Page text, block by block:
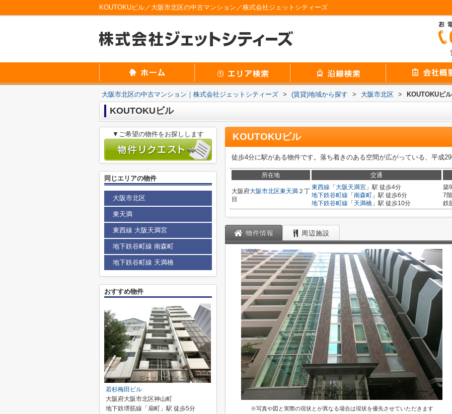
KOUTOKUビル／大阪市北区の中古マンション／株式会社ジェットシティーズ
大阪市北区の中古マンション｜株式会社ジェットシティーズ > (賃貸)地域から探す > 大阪市北区 > KOUTOKUビル
KOUTOKUビル
KOUTOKUビル
徒歩4分に駅がある物件です。落ち着きのある空間が広がっている、平成29
所在地 交通
大阪府大阪市北区東天満 ２丁
目
東西線 「 大阪天満宮 」駅 徒歩4分
地下鉄谷町線 「 南森町 」駅 徒歩6分
地下鉄谷町線 「 天満橋 」駅 徒歩10分
築
7
鉄
物件情報 周辺施設
※写真や図と実際の現状とが異なる場合は現状を優先させていただきます
▼ご希望の物件をお探しします
同じエリアの物件
大阪市北区
東天満
東西線 大阪天満宮
地下鉄谷町線 南森町
地下鉄谷町線 天満橋
おすすめ物件
若杉梅田ビル
大阪府大阪市北区神山町
地下鉄堺筋線「扇町」駅 徒歩5分